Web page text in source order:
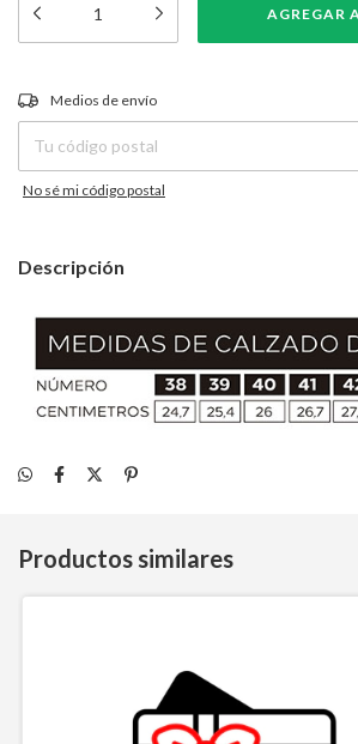
Entregas para el CP:
Medios de envío
No sé mi código postal
Descripción
Productos similares